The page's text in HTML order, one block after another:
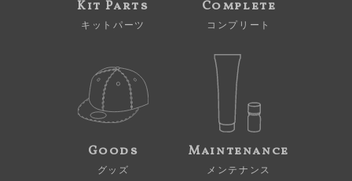
Kit Parts
キットパーツ
Complete
コンプリート
Goods
グッズ
Maintenance
メンテナンス